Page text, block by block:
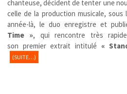
chanteuse, décident de tenter une
celle de la production musicale, sous
année-là, le duo enregistre et
Time », qui rencontre très
son premier extrait intitulé «
(SUITE…)